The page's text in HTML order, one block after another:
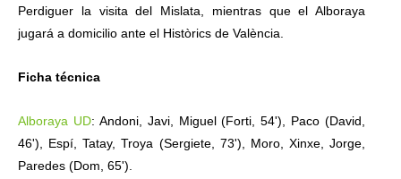
Perdiguer la visita del Mislata, mientras que el Alboraya
jugará a domicilio ante el Històrics de València.
Ficha técnica
Alboraya UD: Andoni, Javi, Miguel (Forti, 54'), Paco (David,
46'), Espí, Tatay, Troya (Sergiete, 73'), Moro, Xinxe, Jorge,
Paredes (Dom, 65').